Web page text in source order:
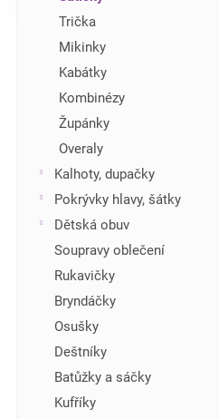
Trička
Mikinky
Kabátky
Kombinézy
Župánky
Overaly
Kalhoty, dupačky
Pokrývky hlavy, šátky
Dětská obuv
Soupravy oblečení
Rukavičky
Bryndáčky
Osušky
Deštníky
Batůžky a sáčky
Kufříky